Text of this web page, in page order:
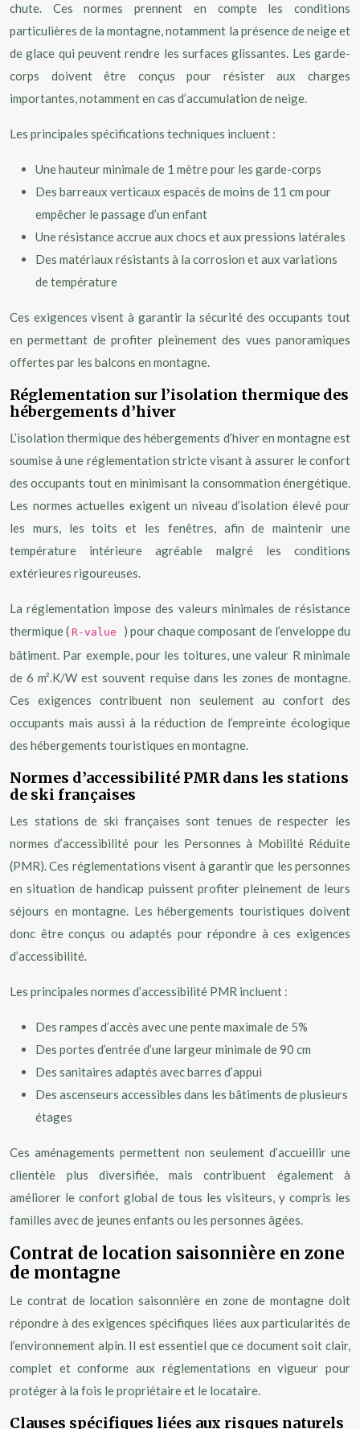
chute. Ces normes prennent en compte les conditions
particulières de la montagne, notamment la présence de neige et
de glace qui peuvent rendre les surfaces glissantes. Les garde-
corps doivent être conçus pour résister aux charges
importantes, notamment en cas d’accumulation de neige.
Les principales spécifications techniques incluent :
Une hauteur minimale de 1 mètre pour les garde-corps
Des barreaux verticaux espacés de moins de 11 cm pour
empêcher le passage d’un enfant
Une résistance accrue aux chocs et aux pressions latérales
Des matériaux résistants à la corrosion et aux variations
de température
Ces exigences visent à garantir la sécurité des occupants tout
en permettant de profiter pleinement des vues panoramiques
offertes par les balcons en montagne.
Réglementation sur l’isolation thermique des
hébergements d’hiver
L’isolation thermique des hébergements d’hiver en montagne est
soumise à une réglementation stricte visant à assurer le confort
des occupants tout en minimisant la consommation énergétique.
Les normes actuelles exigent un niveau d’isolation élevé pour
les murs, les toits et les fenêtres, afin de maintenir une
température intérieure agréable malgré les conditions
extérieures rigoureuses.
La réglementation impose des valeurs minimales de résistance
thermique ( R-value ) pour chaque composant de l’enveloppe du
bâtiment. Par exemple, pour les toitures, une valeur R minimale
de 6 m².K/W est souvent requise dans les zones de montagne.
Ces exigences contribuent non seulement au confort des
occupants mais aussi à la réduction de l’empreinte écologique
des hébergements touristiques en montagne.
Normes d’accessibilité PMR dans les stations
de ski françaises
Les stations de ski françaises sont tenues de respecter les
normes d’accessibilité pour les Personnes à Mobilité Réduite
(PMR). Ces réglementations visent à garantir que les personnes
en situation de handicap puissent profiter pleinement de leurs
séjours en montagne. Les hébergements touristiques doivent
donc être conçus ou adaptés pour répondre à ces exigences
d’accessibilité.
Les principales normes d’accessibilité PMR incluent :
Des rampes d’accès avec une pente maximale de 5%
Des portes d’entrée d’une largeur minimale de 90 cm
Des sanitaires adaptés avec barres d’appui
Des ascenseurs accessibles dans les bâtiments de plusieurs
étages
Ces aménagements permettent non seulement d’accueillir une
clientèle plus diversifiée, mais contribuent également à
améliorer le confort global de tous les visiteurs, y compris les
familles avec de jeunes enfants ou les personnes âgées.
Contrat de location saisonnière en zone
de montagne
Le contrat de location saisonnière en zone de montagne doit
répondre à des exigences spécifiques liées aux particularités de
l’environnement alpin. Il est essentiel que ce document soit clair,
complet et conforme aux réglementations en vigueur pour
protéger à la fois le propriétaire et le locataire.
Clauses spécifiques liées aux risques naturels